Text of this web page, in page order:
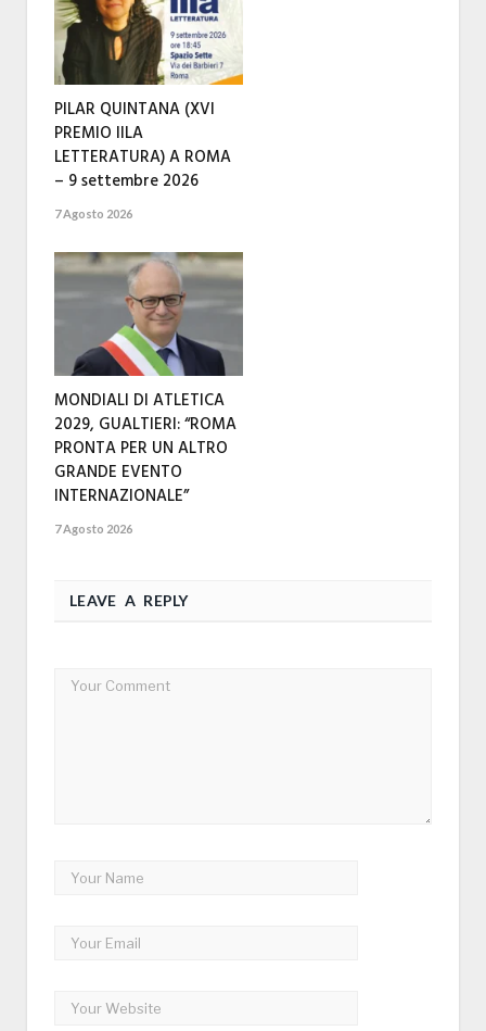
PILAR QUINTANA (XVI
PREMIO IILA
LETTERATURA) A ROMA
– 9 settembre 2026
7 Agosto 2026
MONDIALI DI ATLETICA
2029, GUALTIERI: “ROMA
PRONTA PER UN ALTRO
GRANDE EVENTO
INTERNAZIONALE”
7 Agosto 2026
LEAVE A REPLY